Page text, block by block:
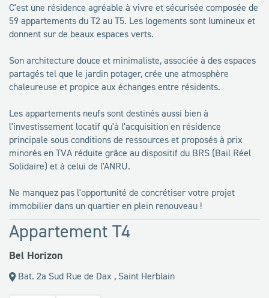
C'est une résidence agréable à vivre et sécurisée composée de
59 appartements du T2 au T5. Les logements sont lumineux et
donnent sur de beaux espaces verts.
Son architecture douce et minimaliste, associée à des espaces
partagés tel que le jardin potager, crée une atmosphère
chaleureuse et propice aux échanges entre résidents.
Les appartements neufs sont destinés aussi bien à
l'investissement locatif qu'à l'acquisition en résidence
principale sous conditions de ressources et proposés à prix
minorés en TVA réduite grâce au dispositif du BRS (Bail Réel
Solidaire) et à celui de l'ANRU.
Ne manquez pas l'opportunité de concrétiser votre projet
immobilier dans un quartier en plein renouveau !
Appartement T4
Bel Horizon
Bat. 2a Sud Rue de Dax , Saint Herblain